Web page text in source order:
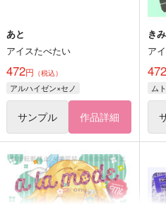
あと
アイスたべたい
472円 （税込）
アルハイゼン×セノ
サンプル 作品詳細
き
ア
472
ム